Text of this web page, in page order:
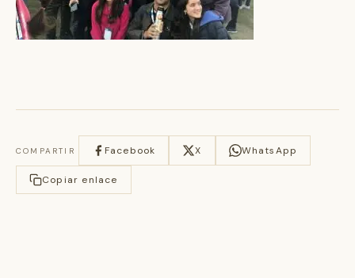
COMPARTIR Facebook X WhatsApp
Copiar enlace